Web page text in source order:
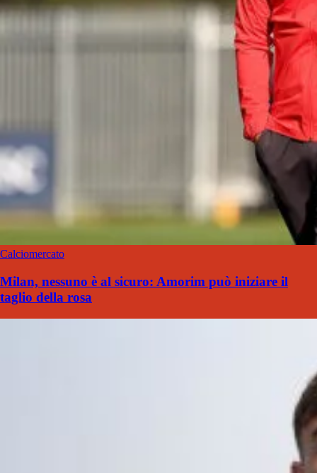
Calciomercato
Milan, nessuno è al sicuro: Amorim può iniziare il
taglio della rosa